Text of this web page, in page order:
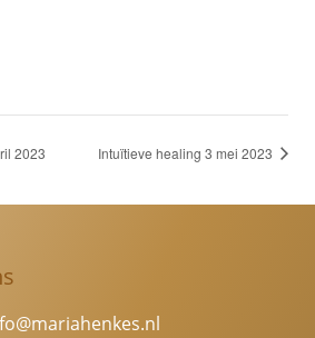
2023 Intuïtieve healing 3 mei 2023